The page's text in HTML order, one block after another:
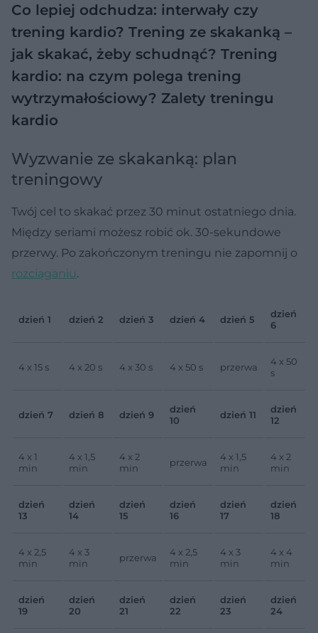
Co lepiej odchudza: interwały czy
trening kardio? Trening ze skakanką –
jak skakać, żeby schudnąć? Trening
kardio: na czym polega trening
wytrzymałościowy? Zalety treningu
kardio
Wyzwanie ze skakanką: plan
treningowy
Twój cel to skakać przez 30 minut ostatniego dnia.
Między seriami możesz robić ok. 30-sekundowe
przerwy. Po zakończonym treningu nie zapomnij o
rozciąganiu.
dzień 1 dzień 2 dzień 3 dzień 4 dzień 5
dzień
6
4 x 15 s 4 x 20 s 4 x 30 s 4 x 50 s przerwa
4 x 50
s
dzień 7 dzień 8 dzień 9
dzień
10
dzień 11
dzień
12
4 x 1
min
4 x 1,5
min
4 x 2
min
przerwa
4 x 1,5
min
4 x 2
min
dzień
13
dzień
14
dzień
15
dzień
16
dzień
17
dzień
18
4 x 2,5
min
4 x 3
min
przerwa
4 x 2,5
min
4 x 3
min
4 x 4
min
dzień
19
dzień
20
dzień
21
dzień
22
dzień
23
dzień
24